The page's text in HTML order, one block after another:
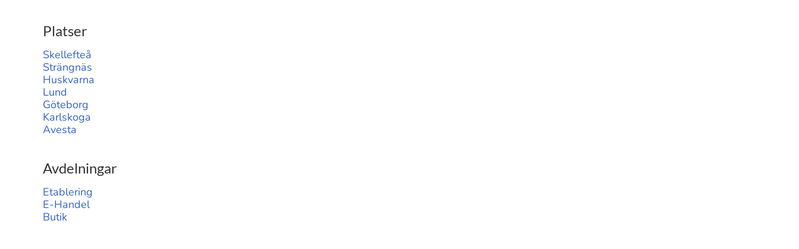
Platser
Skellefteå
Strängnäs
Huskvarna
Lund
Göteborg
Karlskoga
Avesta
Avdelningar
Etablering
E-Handel
Butik